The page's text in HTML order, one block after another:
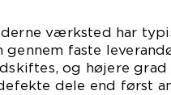
værksted har
gennem faste
og højere
dele end først